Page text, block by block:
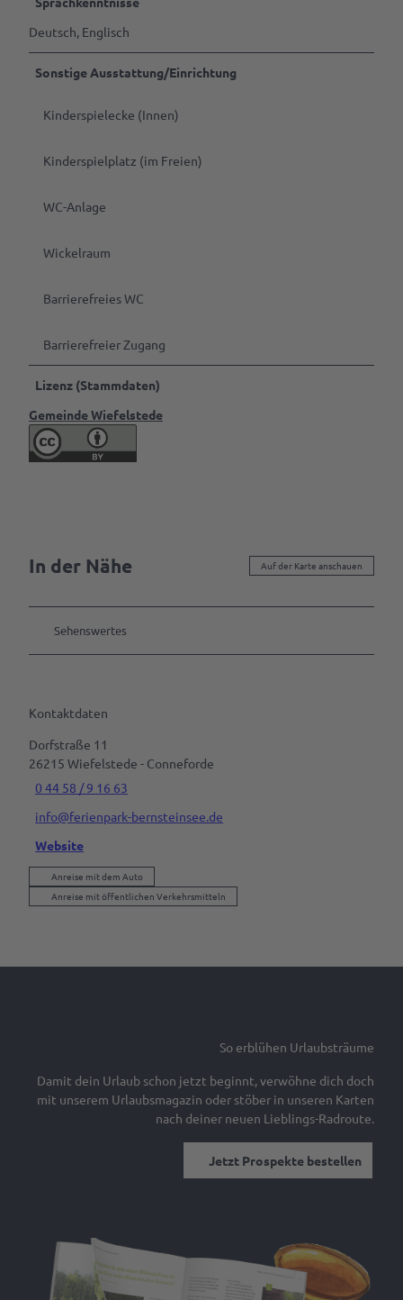
Deutsch, Englisch
Sonstige Ausstattung/Einrichtung
Kinderspielecke (Innen)
Kinderspielplatz (im Freien)
WC-Anlage
Wickelraum
Barrierefreies WC
Barrierefreier Zugang
Lizenz (Stammdaten)
Gemeinde Wiefelstede
In der Nähe Auf der Karte anschauen
Sehenswertes
Kontaktdaten
Dorfstraße 11
26215 Wiefelstede - Conneforde
0 44 58 / 9 16 63
info@ferienpark-bernsteinsee.de
Website
Anreise mit dem Auto
Anreise mit öffentlichen Verkehrsmitteln
So erblühen Urlaubsträume
Damit dein Urlaub schon jetzt beginnt, verwöhne dich doch
mit unserem Urlaubsmagazin oder stöber in unseren Karten
nach deiner neuen Lieblings-Radroute.
Jetzt Prospekte bestellen